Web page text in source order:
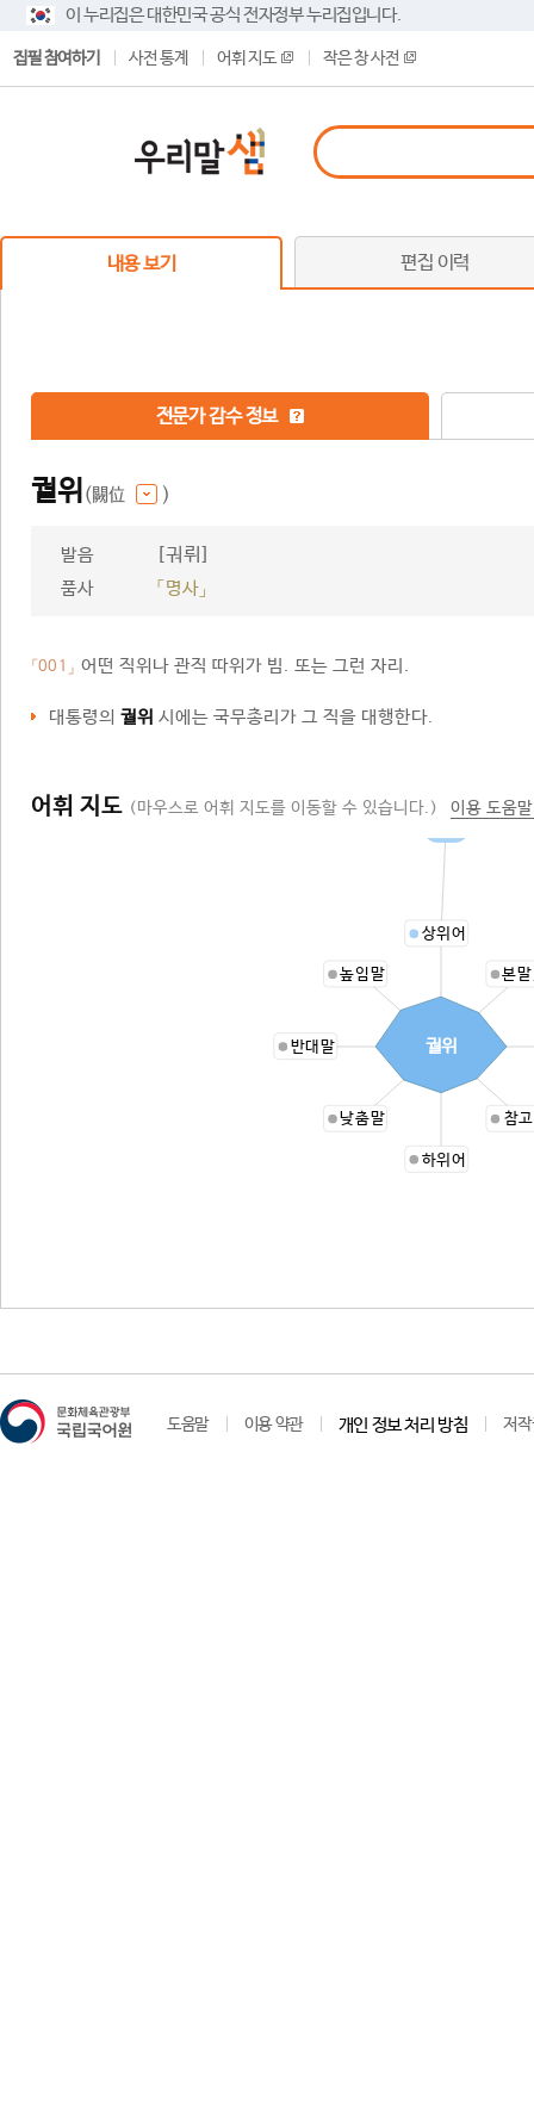
이 누리집은 대한민국 공식 전자정부 누리집입니다.
집필 참여하기 사전 통계 어휘 지도 작은 창 사전
내용 보기 편집 이력
전문가 감수 정보
궐위 (闕位 )
발음 [궈뤼]
품사 「명사」
「001」 어떤 직위나 관직 따위가 빔. 또는 그런 자리.
대통령의 궐위 시에는 국무총리가 그 직을 대행한다.
어휘 지도 (마우스로 어휘 지도를 이동할 수 있습니다.) 이용 도움
상위어
본
참
하위어
낮춤말
반대말
높임말
궐위
도움말 이용 약관 개인 정보 처리 방침 저